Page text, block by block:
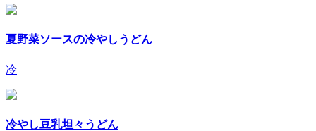
夏野菜ソースの冷やしうどん
冷
冷やし豆乳坦々うどん